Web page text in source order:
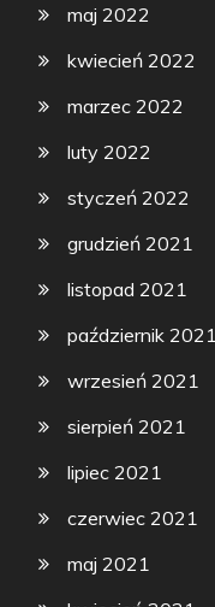
maj 2022
kwiecień 2022
marzec 2022
luty 2022
styczeń 2022
grudzień 2021
listopad 2021
październik 2021
wrzesień 2021
sierpień 2021
lipiec 2021
czerwiec 2021
maj 2021